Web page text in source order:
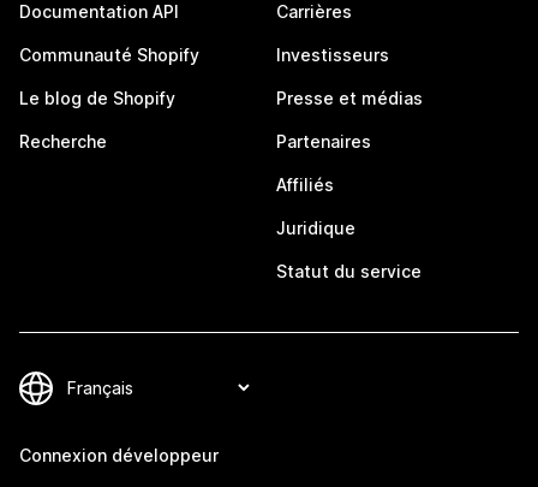
Documentation API
Communauté Shopify
Le blog de Shopify
Recherche
Carrières
Investisseurs
Presse et médias
Partenaires
Affiliés
Juridique
Statut du service
Connexion développeur